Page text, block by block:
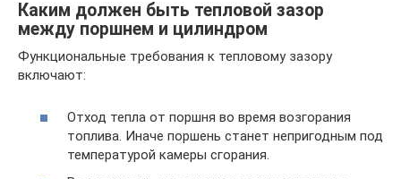
Каким должен быть тепловой зазор
между поршнем и цилиндром
Функциональные требования к тепловому зазору
включают:
Отход тепла от поршня во время возгорания
топлива. Иначе поршень станет непригодным под
температурой камеры сгорания.